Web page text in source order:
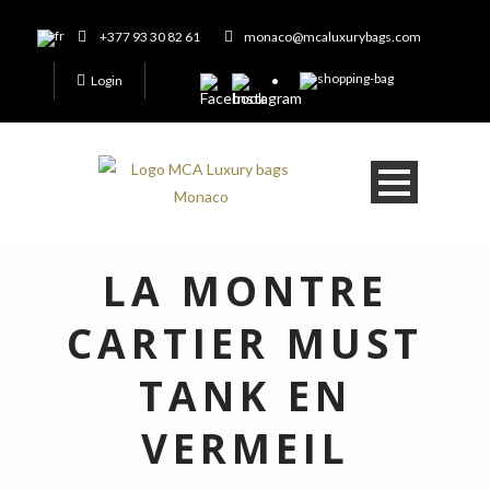
+377 93 30 82 61 monaco@mcaluxurybags.com
Login
LA MONTRE
CARTIER MUST
TANK EN
VERMEIL